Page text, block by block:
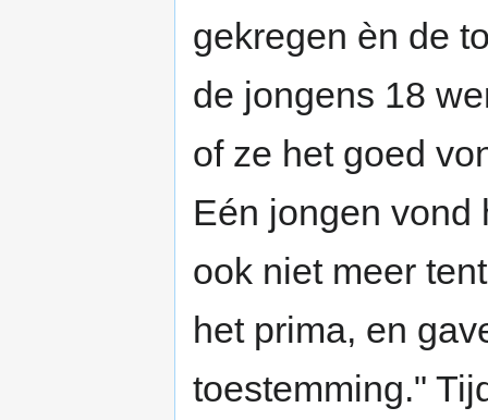
gekregen èn de
de jongens 18
of ze het goed
Eén jongen vond
ook niet meer
het prima, en
toestemming."